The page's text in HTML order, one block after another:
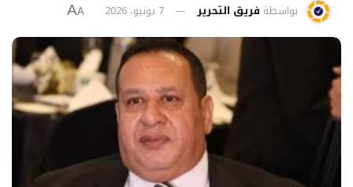
بواسطة فريق التحرير 7 يونيو، 2026 A
A